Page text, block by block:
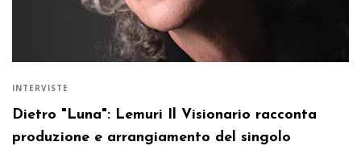
INTERVISTE
Dietro "Luna": Lemuri Il Visionario racconta
produzione e arrangiamento del singolo